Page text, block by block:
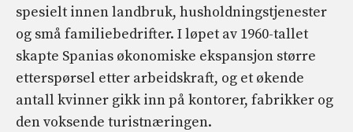
spesielt innen landbruk, husholdningstjenester
og små familiebedrifter. I løpet av 1960-tallet
skapte Spanias økonomiske ekspansjon større
etterspørsel etter arbeidskraft, og et økende
antall kvinner gikk inn på kontorer, fabrikker og
den voksende turistnæringen.